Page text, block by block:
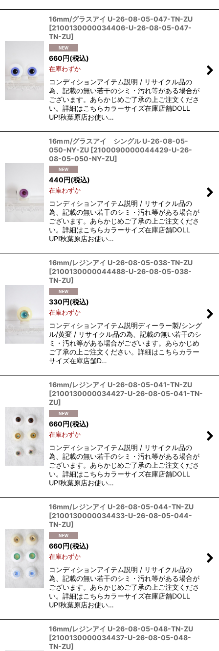
16mm/グラスアイ U-26-08-05-047-TN-ZU
[2100130000034406-U-26-08-05-047-
TN-ZU]
660円(税込)
在庫わずか
コンディションアイテム説明 / リサイクル品の
為、記載の無い若干のシミ・汚れ等がある場合が
ございます。あらかじめご了承の上ご注文くださ
い。詳細はこちらカラーサイズ在庫店舗DOLL
UP!秋葉原店お使い…
16mｍ/グラスアイ シングル U-26-08-05-
050-NY-ZU [2100090000044429-U-26-
08-05-050-NY-ZU]
440 円(税込)
在庫わずか
コンディションアイテム説明 / リサイクル品の
為、記載の無い若干のシミ・汚れ等がある場合が
ございます。あらかじめご了承の上ご注文くださ
い。詳細はこちらカラーサイズ在庫店舗DOLL
UP!秋葉原店お使い…
16mm/レジンアイ U-26-08-05-038-TN-ZU
[2100130000044488-U-26-08-05-038-
TN-ZU]
330円(税込)
在庫わずか
コンディションアイテム説明ディーラー製/シング
ル/黄変 / リサイクル品の為、記載の無い若干のシ
ミ・汚れ等がある場合がございます。あらかじめ
ご了承の上ご注文ください。詳細はこちらカラー
サイズ在庫店舗D…
16mm/レジンアイ U-26-08-05-041-TN-ZU
[2100130000034427-U-26-08-05-041-TN-
ZU]
660円(税込)
在庫わずか
コンディションアイテム説明 / リサイクル品の
為、記載の無い若干のシミ・汚れ等がある場合が
ございます。あらかじめご了承の上ご注文くださ
い。詳細はこちらカラーサイズ在庫店舗DOLL
UP!秋葉原店お使い…
16mm/レジンアイ U-26-08-05-044-TN-ZU
[2100130000034433-U-26-08-05-044-
TN-ZU]
660円(税込)
在庫わずか
コンディションアイテム説明 / リサイクル品の
為、記載の無い若干のシミ・汚れ等がある場合が
ございます。あらかじめご了承の上ご注文くださ
い。詳細はこちらカラーサイズ在庫店舗DOLL
UP!秋葉原店お使い…
16mm/レジンアイ U-26-08-05-048-TN-ZU
[2100130000034437-U-26-08-05-048-
TN-ZU]